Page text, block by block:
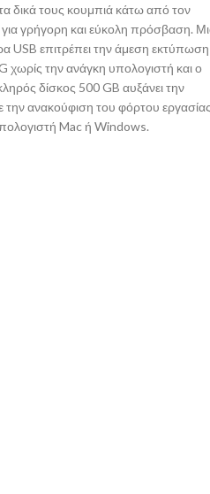
δικά τους κουμπιά κάτω από τον
για γρήγορη και εύκολη πρόσβαση.
USB επιτρέπει την άμεση
χωρίς την ανάγκη υπολογιστή και ο
δίσκος 500 GB αυξάνει την
την ανακούφιση του φόρτου εργασίας
Mac ή Windows.